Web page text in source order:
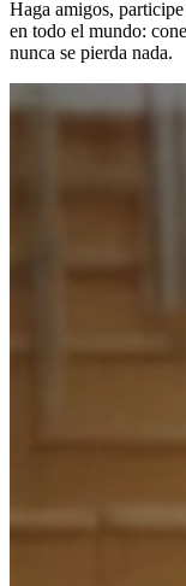
Haga amigos,
en todo el mundo:
nunca se pierda nada.